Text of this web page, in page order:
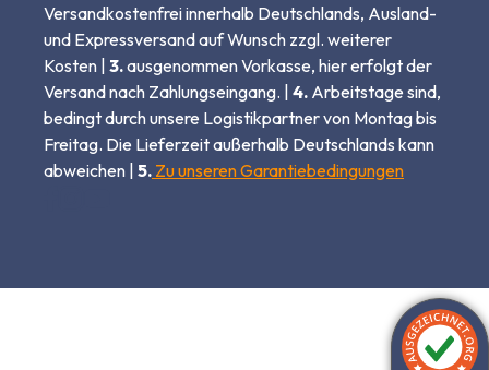
Versandkostenfrei innerhalb Deutschlands, Ausland-
und Expressversand auf Wunsch zzgl. weiterer
Kosten | 3.ausgenommen Vorkasse, hier erfolgt der
Versand nach Zahlungseingang. | 4. Arbeitstage sind,
bedingt durch unsere Logistikpartner von Montag bis
Freitag. Die Lieferzeit außerhalb Deutschlands kann
abweichen | 5. Zu unseren Garantiebedingungen